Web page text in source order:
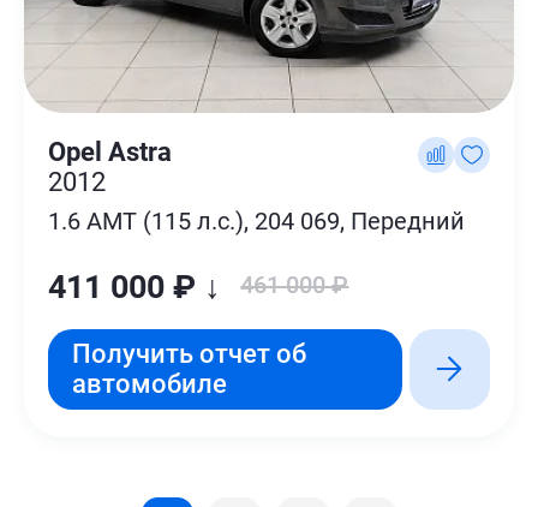
Opel Astra
2012
1.6 AMT (115 л.с.), 204 069, Передний
411 000 ₽ ↓ 461 000 ₽
Получить отчет об
автомобиле